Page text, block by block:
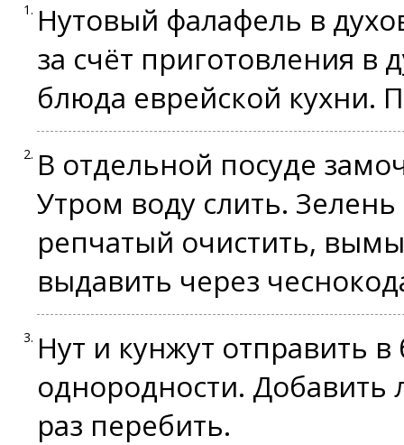
Нутовый фалафель в
за счёт приготовления в
блюда еврейской кухни.
В отдельной посуде
Утром воду слить.
репчатый очистить,
выдавить через
Нут и кунжут отправить
однородности. Добавить
раз перебить.